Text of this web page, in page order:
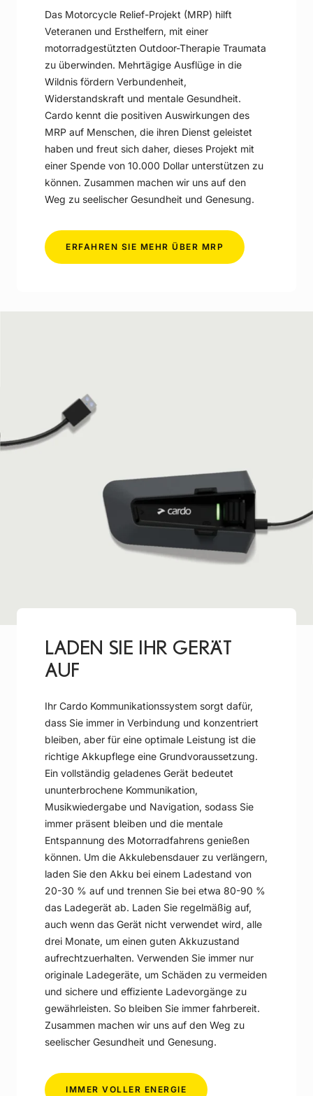
Das Motorcycle Relief-Projekt (MRP) hilft
Veteranen und Ersthelfern, mit einer
motorradgestützten Outdoor-Therapie Traumata
zu überwinden. Mehrtägige Ausflüge in die
Wildnis fördern Verbundenheit,
Widerstandskraft und mentale Gesundheit.
Cardo kennt die positiven Auswirkungen des
MRP auf Menschen, die ihren Dienst geleistet
haben und freut sich daher, dieses Projekt mit
einer Spende von 10.000 Dollar unterstützen zu
können. Zusammen machen wir uns auf den
Weg zu seelischer Gesundheit und Genesung.
ERFAHREN SIE MEHR ÜBER MRP
LADEN SIE IHR GERÄT
AUF
Ihr Cardo Kommunikationssystem sorgt dafür,
dass Sie immer in Verbindung und konzentriert
bleiben, aber für eine optimale Leistung ist die
richtige Akkupflege eine Grundvoraussetzung.
Ein vollständig geladenes Gerät bedeutet
ununterbrochene Kommunikation,
Musikwiedergabe und Navigation, sodass Sie
immer präsent bleiben und die mentale
Entspannung des Motorradfahrens genießen
können. Um die Akkulebensdauer zu verlängern,
laden Sie den Akku bei einem Ladestand von
20-30 % auf und trennen Sie bei etwa 80-90 %
das Ladegerät ab. Laden Sie regelmäßig auf,
auch wenn das Gerät nicht verwendet wird, alle
drei Monate, um einen guten Akkuzustand
aufrechtzuerhalten. Verwenden Sie immer nur
originale Ladegeräte, um Schäden zu vermeiden
und sichere und effiziente Ladevorgänge zu
gewährleisten. So bleiben Sie immer fahrbereit.
Zusammen machen wir uns auf den Weg zu
seelischer Gesundheit und Genesung.
IMMER VOLLER ENERGIE